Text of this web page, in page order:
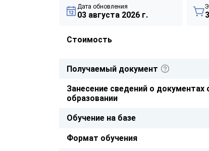
Дата обновления
03 августа 2026 г.
Стоимость
Получаемый документ
Занесение сведений о документах
образовании
Обучение на базе
Формат обучения